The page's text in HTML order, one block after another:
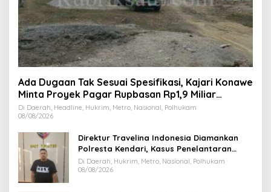
Ada Dugaan Tak Sesuai Spesifikasi, Kajari Konawe
Minta Proyek Pagar Rupbasan Rp1,9 Miliar
Dihentikan
Di Daerah, Headline, Hukrim, Metro, Nasional, Polhukam
08/08/2026
Direktur Travelina Indonesia Diamankan
Polresta Kendari, Kasus Penelantaran
Jemaah Umrah Masuk Babak Baru
Di Daerah, Hukrim, Metro, Nasional, Polhukam
08/08/2026